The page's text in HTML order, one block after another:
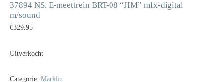
37894 NS. E-meettrein BRT-08 “JIM” mfx-digital
m/sound
€329.95
Uitverkocht
Categorie: Marklin